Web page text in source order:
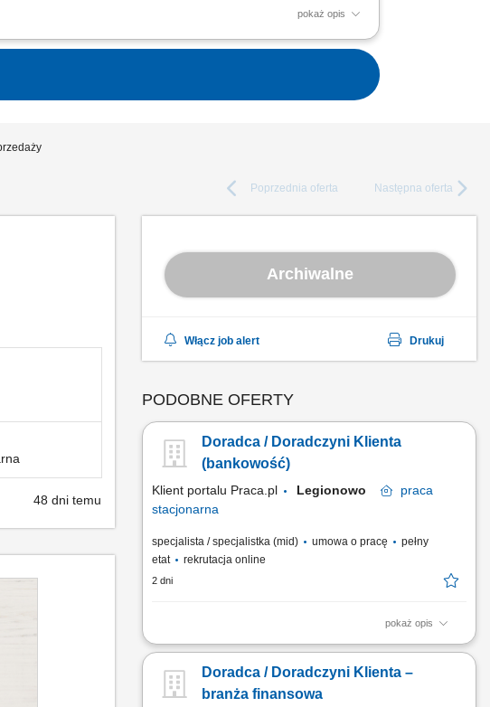
pokaż opis
z nimi pozytywnych relacji; Realizacja celów
Poprzednia oferta Następna oferta
48 dni temu
Archiwalne
Włącz job alert Drukuj
PODOBNE OFERTY
Doradca / Doradczyni Klienta
(bankowość)
Klient portalu Praca.pl Legionowo
praca
stacjonarna
specjalista / specjalistka (mid) umowa o pracę
pełny
etat
rekrutacja online
2 dni
pokaż opis
obsługa klientów; utrzymywanie dobrych relacji z klientami;
obsługi klientów oraz firm;
Doradca / Doradczyni Klienta –
branża finansowa